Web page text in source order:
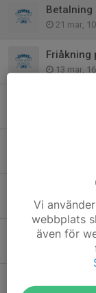
Betalning
21 mar,
Friåkning
13 mar,
Ingen
Träning
2 feb,
Info
17 jan,
Vi
webbplats
även för